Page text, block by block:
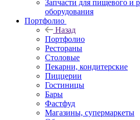
Запчасти для пищевого и
оборудования
Портфолио
Назад
Портфолио
Рестораны
Столовые
Пекарни, кондитерские
Пиццерии
Гостиницы
Бары
Фастфуд
Магазины, супермаркеты